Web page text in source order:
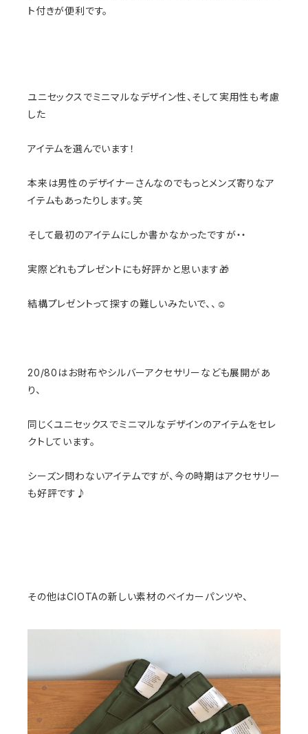
ト付きが便利です。
ユニセックスでミニマルなデザイン性、そして実用性も考慮
した
アイテムを選んでいます！
本来は男性のデザイナーさんなのでもっとメンズ寄りなア
イテムもあったりします。笑
そして最初のアイテムにしか書かなかったですが・・
実際どれもプレゼントにも好評かと思います🎁
結構プレゼントって探すの難しいみたいで、、☺️
20/80はお財布やシルバーアクセサリーなども展開があ
り、
同じくユニセックスでミニマルなデザインのアイテムをセレ
クトしています。
シーズン問わないアイテムですが、今の時期はアクセサリー
も好評です♪
その他はCIOTAの新しい素材のベイカーパンツや、